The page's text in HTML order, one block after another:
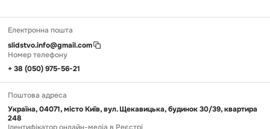
Електронна пошта
slidstvo.info@gmail.com
Номер телефону
+ 38 (050) 975-56-21
Поштова адреса
Україна, 04071, місто Київ, вул. Щекавицька, будинок 30/39, квартира
248